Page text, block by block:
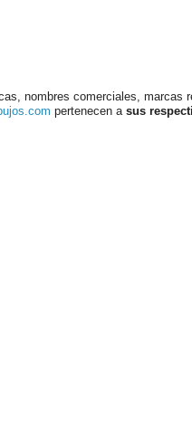
nombres comerciales, marcas
pertenecen a sus